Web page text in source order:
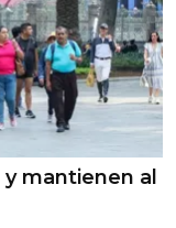
y mantienen al